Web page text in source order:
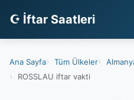
☪ İftar Saatleri
Ana Sayfa Tüm Ülkeler
ROSSLAU iftar vakti